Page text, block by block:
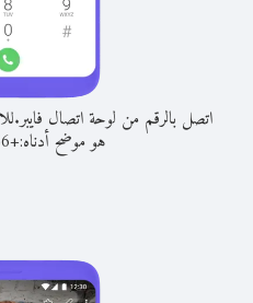
اتصل بالرقم من لوحة اتصال فايبر.
هو موضح أدناه:+